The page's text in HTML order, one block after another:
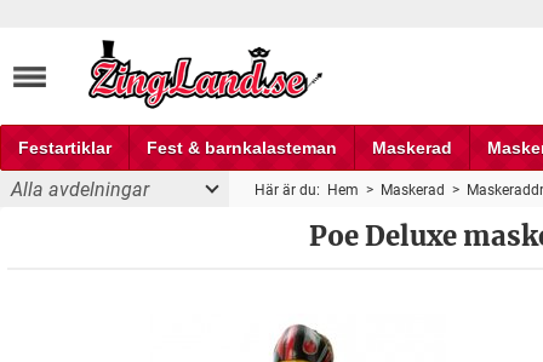
Festartiklar Fest & barnkalasteman Maskerad
Fest och partyprylar
Alla avdelningar Här är du: Hem > Maskerad >
Poe Deluxe